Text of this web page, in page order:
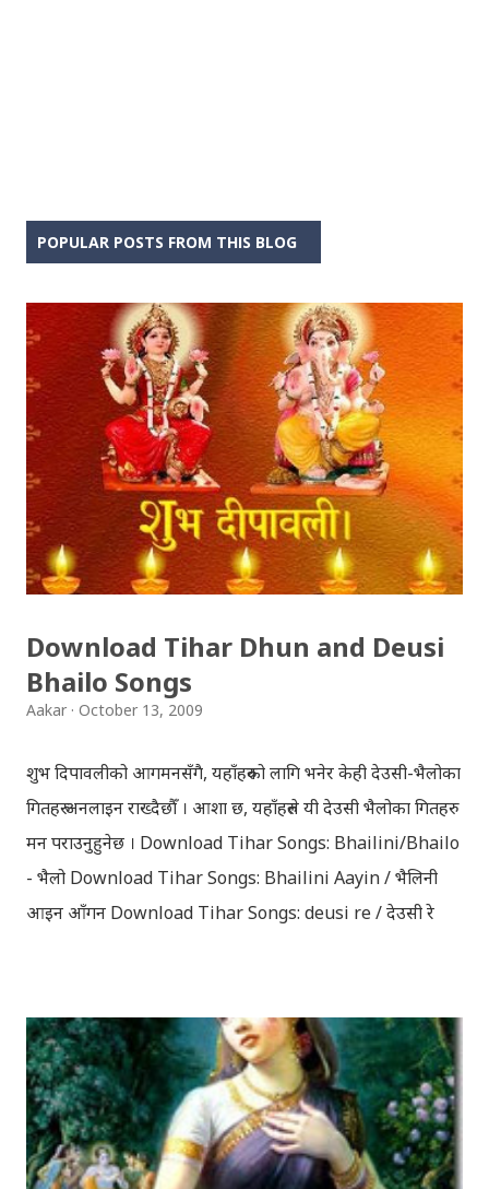
POPULAR POSTS FROM THIS BLOG
Download Tihar Dhun and Deusi
Bhailo Songs
Aakar October 13, 2009
शुभ दिपावलीको आगमनसँगै, यहाँहरुको लागि भनेर केही देउसी-भैलोका
गितहरु अनलाइन राख्दैछौँ । आशा छ, यहाँहरुले यी देउसी भैलोका गितहरु
मन पराउनुहुनेछ । Download Tihar Songs: Bhailini/Bhailo
- भैलो Download Tihar Songs: Bhailini Aayin / भैलिनी
आइन आँगन Download Tihar Songs: deusi re / देउसी रे
sanjh ko / दियो बाली साँझ को Download: Tihar Dhun
(Deusi,Bhailo)/ तिहार धुन(देउसी भैलो)- सुरसुधा नोट: यी अपलोड
गरिएका गितसंगितहरु व्यावसायिक प्रायोजनको लागि प्रयोग नगर्न आग्रह
गर्दछौँ । इन्टरनेटमा भेटिएका गितहरुलाई हामीले यहाँ एकै ठाउँमा
सजिलोको लागि राखिदिएको मात्र हौँ । तपाई यदि यी गित संगितको